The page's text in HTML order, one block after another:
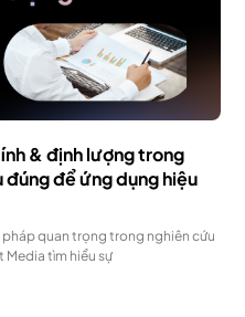
& định lượng trong
để ứng dụng hiệu
quan trọng trong nghiên cứu
Media tìm hiểu sự